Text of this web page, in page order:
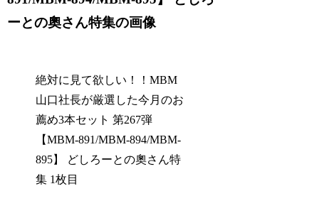
ーとの奧さん特集の画像
絶対に見て欲しい！！MBM
山口社長が厳選した今月のお
薦め3本セット 第267弾
【MBM-891/MBM-894/MBM-
895】 どしろーとの奧さん特
集 1枚目